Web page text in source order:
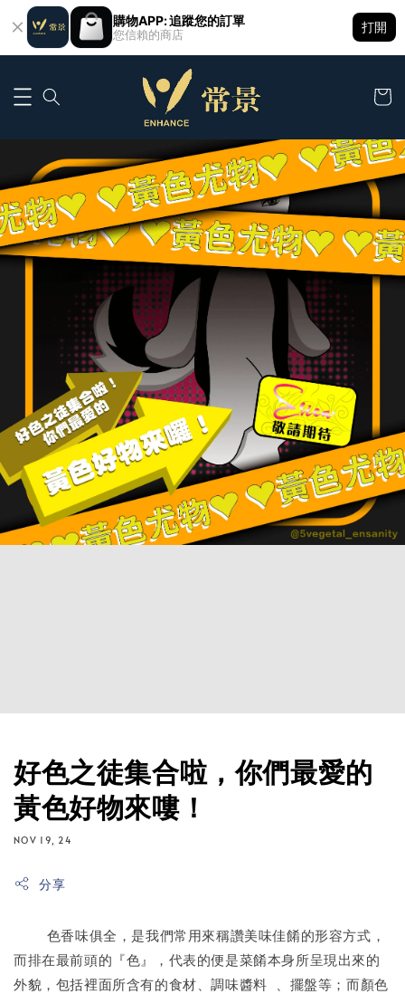
購物APP: 追蹤您的訂單
您信賴的商店
打開
好色之徒集合啦，你們最愛的
黃色好物來嘍！
NOV 19, 24
分享
色香味俱全，是我們常用來稱讚美味佳餚的形容方式，
而排在最前頭的『色』，代表的便是菜餚本身所呈現出來的
外貌，包括裡面所含有的食材、調味醬料 、擺盤等；而顏色